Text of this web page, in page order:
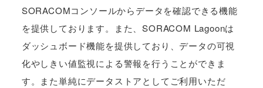
SORACOMコンソールからデータを確認できる機能
を提供しております。また、SORACOM Lagoonは
ダッシュボード機能を提供しており、データの可視
化やしきい値監視による警報を行うことができま
す。また単純にデータストアとしてご利用いただ